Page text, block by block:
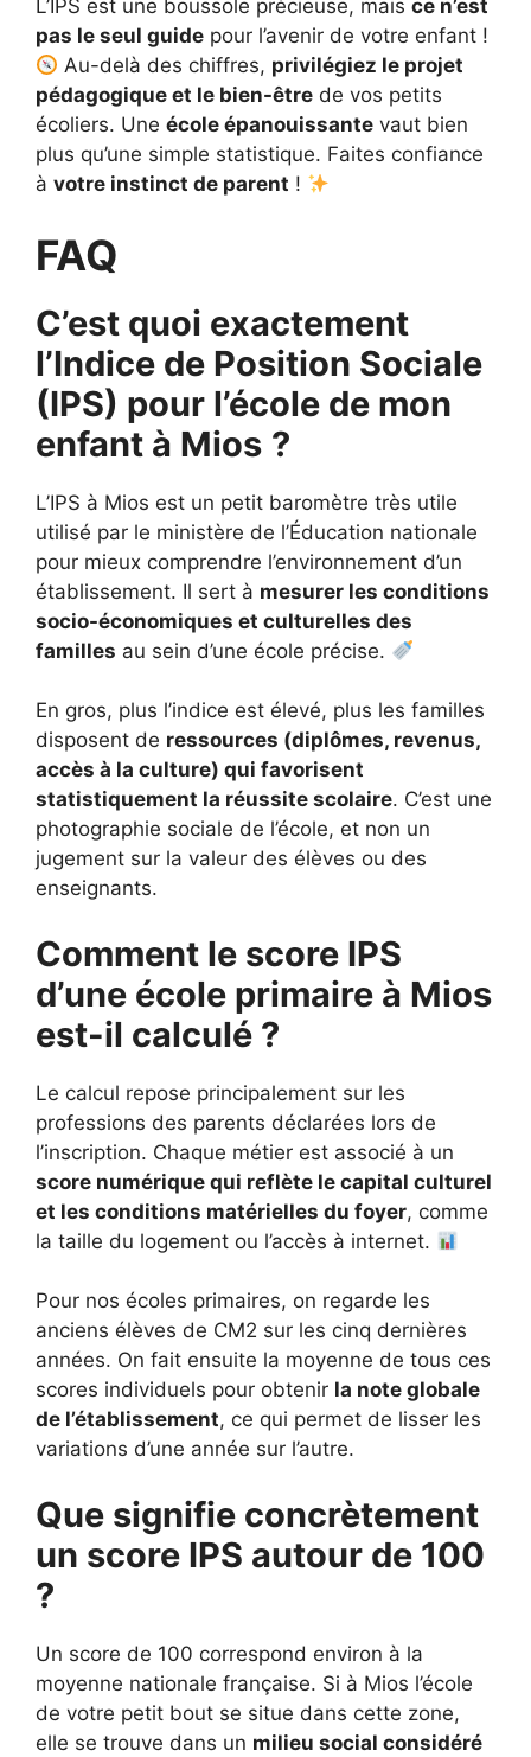
L’IPS est une boussole précieuse, mais ce n’est
pas le seul guide pour l’avenir de votre enfant !
Au-delà des chiffres, privilégiez le projet
pédagogique et le bien-être de vos petits
écoliers. Une école épanouissante vaut bien
plus qu’une simple statistique. Faites confiance
à votre instinct de parent !
FAQ
C’est quoi exactement
l’Indice de Position Sociale
(IPS) pour l’école de mon
enfant à Mios ?
L’IPS à Mios est un petit baromètre très utile
utilisé par le ministère de l’Éducation nationale
pour mieux comprendre l’environnement d’un
établissement. Il sert à mesurer les conditions
socio-économiques et culturelles des
familles au sein d’une école précise.
En gros, plus l’indice est élevé, plus les familles
disposent de ressources (diplômes, revenus,
accès à la culture) qui favorisent
statistiquement la réussite scolaire. C’est une
photographie sociale de l’école, et non un
jugement sur la valeur des élèves ou des
enseignants.
Comment le score IPS
d’une école primaire à Mios
est-il calculé ?
Le calcul repose principalement sur les
professions des parents déclarées lors de
l’inscription. Chaque métier est associé à un
score numérique qui reflète le capital culturel
et les conditions matérielles du foyer, comme
la taille du logement ou l’accès à internet.
Pour nos écoles primaires, on regarde les
anciens élèves de CM2 sur les cinq dernières
années. On fait ensuite la moyenne de tous ces
scores individuels pour obtenir la note globale
de l’établissement, ce qui permet de lisser les
variations d’une année sur l’autre.
Que signifie concrètement
un score IPS autour de 100
?
Un score de 100 correspond environ à la
moyenne nationale française. Si à Mios l’école
de votre petit bout se situe dans cette zone,
elle se trouve dans un milieu social considéré